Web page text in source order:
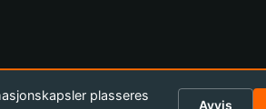
plasseres
Avvis